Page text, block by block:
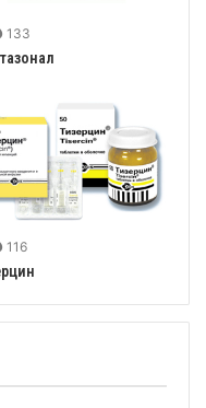
133
116